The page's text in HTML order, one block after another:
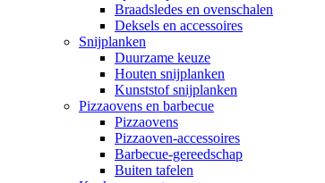
Braadsledes en ovenschalen
Deksels en accessoires
Snijplanken
Duurzame keuze
Houten snijplanken
Kunststof snijplanken
Pizzaovens en barbecue
Pizzaovens
Pizzaoven-accessoires
Barbecue-gereedschap
Buiten tafelen